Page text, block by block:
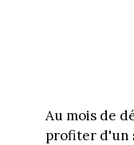
Au mois de
profiter d'un